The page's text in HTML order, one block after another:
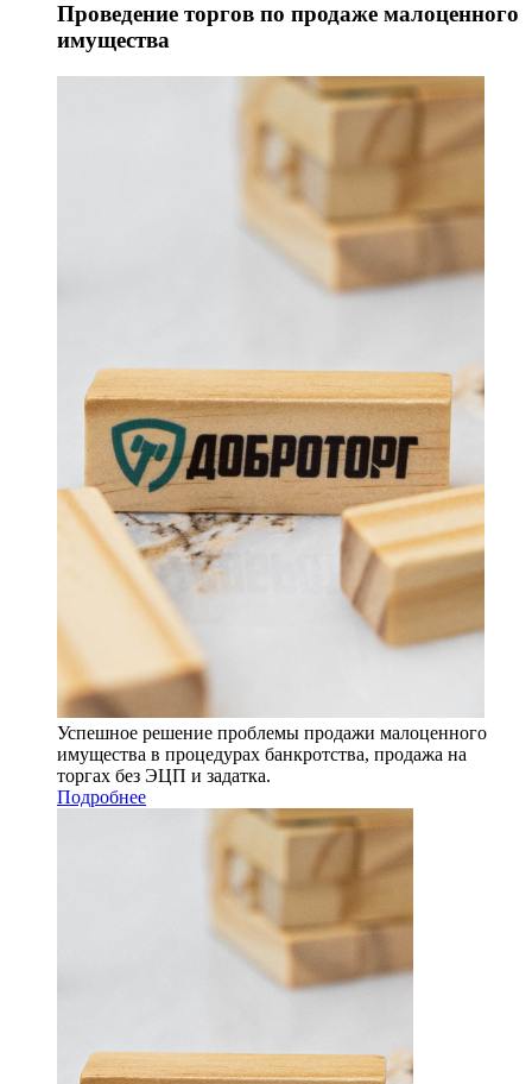
Проведение торгов по продаже малоценного
имущества
Успешное решение проблемы продажи малоценного
имущества в процедурах банкротства, продажа на
торгах без ЭЦП и задатка.
Подробнее